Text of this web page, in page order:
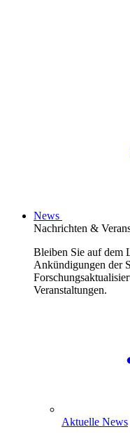
News
Nachrichten &
Bleiben Sie auf dem
Ankündigungen der
Veranstaltungen.
Aktuelle News